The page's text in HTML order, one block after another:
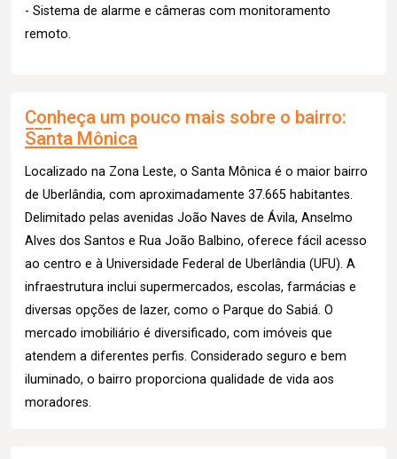
- Sistema de alarme e câmeras com monitoramento
remoto.
Conheça um pouco mais sobre o bairro:
Santa Mônica
Localizado na Zona Leste, o Santa Mônica é o maior bairro
de Uberlândia, com aproximadamente 37.665 habitantes.
Delimitado pelas avenidas João Naves de Ávila, Anselmo
Alves dos Santos e Rua João Balbino, oferece fácil acesso
ao centro e à Universidade Federal de Uberlândia (UFU). A
infraestrutura inclui supermercados, escolas, farmácias e
diversas opções de lazer, como o Parque do Sabiá. O
mercado imobiliário é diversificado, com imóveis que
atendem a diferentes perfis. Considerado seguro e bem
iluminado, o bairro proporciona qualidade de vida aos
moradores.